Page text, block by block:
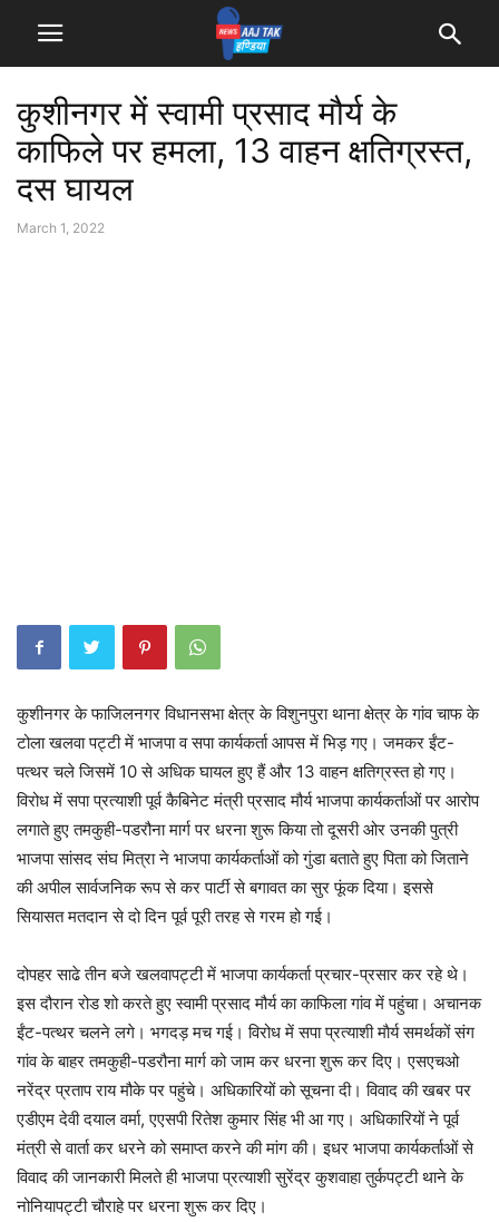
कुशीनगर में स्वामी प्रसाद मौर्य के
काफिले पर हमला, 13 वाहन क्षतिग्रस्त,
दस घायल
March 1, 2022
कुशीनगर के फाजिलनगर विधानसभा क्षेत्र के विशुनपुरा थाना क्षेत्र के गांव चाफ के
टोला खलवा पट्टी में भाजपा व सपा कार्यकर्ता आपस में भिड़ गए। जमकर ईंट-
पत्थर चले जिसमें 10 से अधिक घायल हुए हैं और 13 वाहन क्षतिग्रस्त हो गए।
विरोध में सपा प्रत्याशी पूर्व कैबिनेट मंत्री प्रसाद मौर्य भाजपा कार्यकर्ताओं पर आरोप
लगाते हुए तमकुही-पडरौना मार्ग पर धरना शुरू किया तो दूसरी ओर उनकी पुत्री
भाजपा सांसद संघ मित्रा ने भाजपा कार्यकर्ताओं को गुंडा बताते हुए पिता को जिताने
की अपील सार्वजनिक रूप से कर पार्टी से बगावत का सुर फूंक दिया। इससे
सियासत मतदान से दो दिन पूर्व पूरी तरह से गरम हो गई।
दोपहर साढे तीन बजे खलवापट्टी में भाजपा कार्यकर्ता प्रचार-प्रसार कर रहे थे।
इस दौरान रोड शो करते हुए स्वामी प्रसाद मौर्य का काफिला गांव में पहुंचा। अचानक
ईंट-पत्थर चलने लगे। भगदड़ मच गई। विरोध में सपा प्रत्याशी माैर्य समर्थकों संग
गांव के बाहर तमकुही-पडरौना मार्ग को जाम कर धरना शुरू कर दिए। एसएचओ
नरेंद्र प्रताप राय मौके पर पहुंचे। अधिकारियों को सूचना दी। विवाद की खबर पर
एडीएम देवी दयाल वर्मा, एएसपी रितेश कुमार सिंह भी आ गए। अधिकारियों ने पूर्व
मंत्री से वार्ता कर धरने को समाप्त करने की मांग की। इधर भाजपा कार्यकर्ताओं से
विवाद की जानकारी मिलते ही भाजपा प्रत्याशी सुरेंद्र कुशवाहा तुर्कपट्टी थाने के
नोनियापट्टी चौराहे पर धरना शुरू कर दिए।